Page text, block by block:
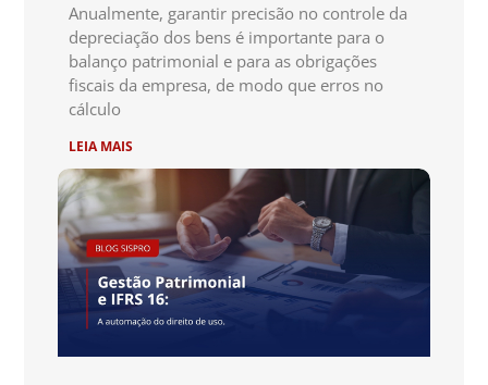
Anualmente, garantir precisão no controle da
depreciação dos bens é importante para o
balanço patrimonial e para as obrigações
fiscais da empresa, de modo que erros no
cálculo
LEIA MAIS